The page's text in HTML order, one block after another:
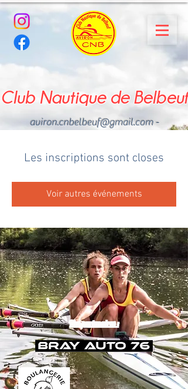
Club Nautique de Belbeuf
aviron.cnbelbeuf@gmail.com-
Les inscriptions sont closes
Voir autres événements
Nos partenaires :